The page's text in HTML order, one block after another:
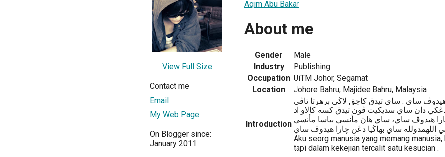
View Full Size
Contact me
Email
My Web Page
On Blogger since:
January 2011
Aqim Abu Bakar
About me
Gender
Male
Industry
Publishing
Occupation UiTM Johor, Segamat
Location
Johore Bahru, Majidee Bahru, Malaysia
Introduction
ساي . ساي تيدق كاچق لاڬي برهرتا تاڤي
دان ساي سديكيت ڤون تيدق كسه كالاو اد
هيدوڤ ساي، ساي هاڽ مأنسي بياسا مأنسي
اللهمدولله ساي بهاڬيا دڠن چارا هيدوڤ ساي
Aku seorg manusia yang memang
tapi dalam kekejian tercalit satu kesucian .